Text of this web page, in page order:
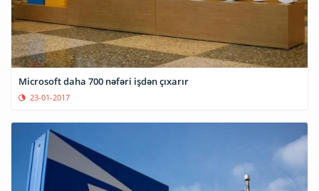
Microsoft daha 700 nəfəri işdən çıxarır
23-01-2017